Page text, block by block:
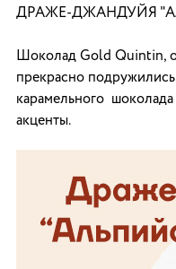
ДРАЖЕ-ДЖАНДУЙЯ
Шоколад Gold Quintin,
прекрасно
карамельного
акценты.